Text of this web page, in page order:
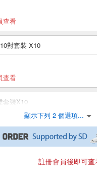
查看
對套裝 X10
查看
套裝X10
查看
顯示下列 2 個選項...
註冊會員後即可查